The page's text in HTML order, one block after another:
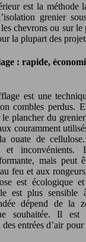
est la méthode
grenier
chevrons ou sur le
la plupart des
: rapide,
est une
combles perdus.
plancher du
couramment
ouate de
et
mais peut
feu et aux
est écologique
est plus sensible
dépend de la
souhaitée. Il
entrées d’air